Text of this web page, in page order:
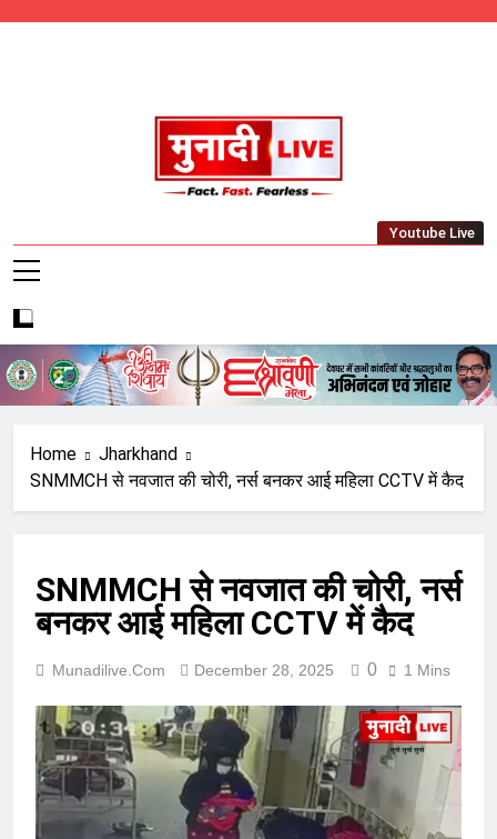
Munadi Live – Jharkhand's Leading Local
Youtube Live
Home
Jharkhand
SNMMCH से नवजात की चोरी, नर्स बनकर आई महिला CCTV में कैद
SNMMCH से नवजात की चोरी, नर्स
बनकर आई महिला CCTV में कैद
Munadilive.com December 28, 2025 0 1 Mins